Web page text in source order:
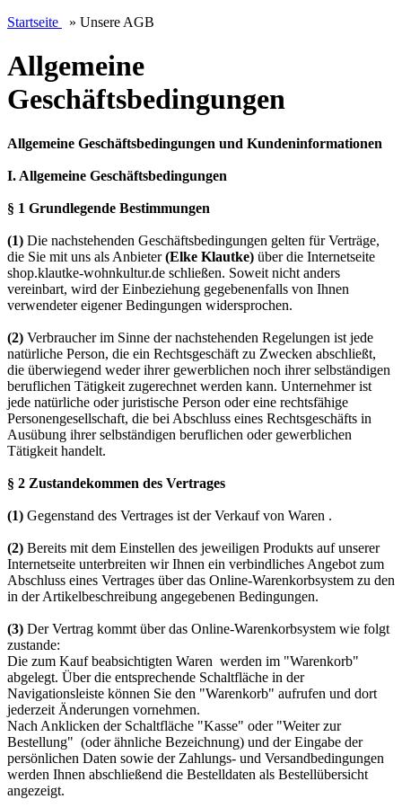
Startseite
» Unsere AGB
Allgemeine
Geschäftsbedingungen
Allgemeine Geschäftsbedingungen und Kundeninformationen
I. Allgemeine Geschäftsbedingungen
§ 1 Grundlegende Bestimmungen
(1) Die nachstehenden Geschäftsbedingungen gelten für Verträge,
die Sie mit uns als Anbieter(Elke Klautke) über die Internetseite
shop.klautke-wohnkultur.de schließen. Soweit nicht anders
vereinbart, wird der Einbeziehung gegebenenfalls von Ihnen
verwendeter eigener Bedingungen widersprochen.
(2) Verbraucher im Sinne der nachstehenden Regelungen ist jede
natürliche Person, die ein Rechtsgeschäft zu Zwecken abschließt,
die überwiegend weder ihrer gewerblichen noch ihrer selbständigen
beruflichen Tätigkeit zugerechnet werden kann. Unternehmer ist
jede natürliche oder juristische Person oder eine rechtsfähige
Personengesellschaft, die bei Abschluss eines Rechtsgeschäfts in
Ausübung ihrer selbständigen beruflichen oder gewerblichen
Tätigkeit handelt.
§ 2 Zustandekommen des Vertrages
(1) Gegenstand des Vertrages ist der Verkauf von Waren .
(2) Bereits mit dem Einstellen des jeweiligen Produkts auf unserer
Internetseite unterbreiten wir Ihnen ein verbindliches Angebot zum
Abschluss eines Vertrages über das Online-Warenkorbsystem zu den
in der Artikelbeschreibung angegebenen Bedingungen.
(3) Der Vertrag kommt über das Online-Warenkorbsystem wie folgt
zustande:
Die zum Kauf beabsichtigten Waren werden im "Warenkorb"
abgelegt. Über die entsprechende Schaltfläche in der
Navigationsleiste können Sie den "Warenkorb" aufrufen und dort
jederzeit Änderungen vornehmen.
Nach Anklicken der Schaltfläche "Kasse" oder "Weiter zur
Bestellung" (oder ähnliche Bezeichnung) und der Eingabe der
persönlichen Daten sowie der Zahlungs- und Versandbedingungen
werden Ihnen abschließend die Bestelldaten als Bestellübersicht
angezeigt.